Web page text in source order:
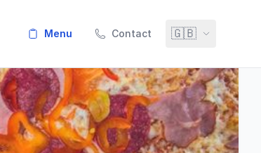
menu Contact 🇬🇧